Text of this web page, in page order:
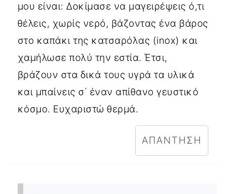
μου είναι: Δοκίμασε να μαγειρέψεις ό,τι
θέλεις, χωρίς νερό, βάζοντας ένα βάρος
στο καπάκι της κατσαρόλας (inox) και
χαμήλωσε πολύ την εστία. Έτσι,
βράζουν στα δικά τους υγρά τα υλικά
και μπαίνεις σ΄ έναν απίθανο γευστικό
κόσμο. Ευχαριστώ θερμά.
ΑΠΆΝΤΗΣΗ